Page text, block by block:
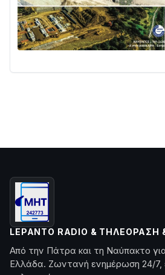
LEPANTO RADIO &
Από την Πάτρα και τη Ναύπακτο
Ελλάδα. Ζωντανή ενημέρωση 24/7,